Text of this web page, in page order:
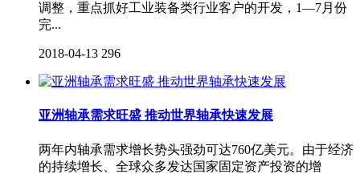
调整，重点抓好工业装备类行业客户的开发，1—7月份
完...
2018-04-13 296
亚洲轴承需求旺盛 推动世界轴承快速发展
两年内轴承需求增长势头强劲可达760亿美元。由于经济
的持续增长、全球众多发达国家固定资产投资的增